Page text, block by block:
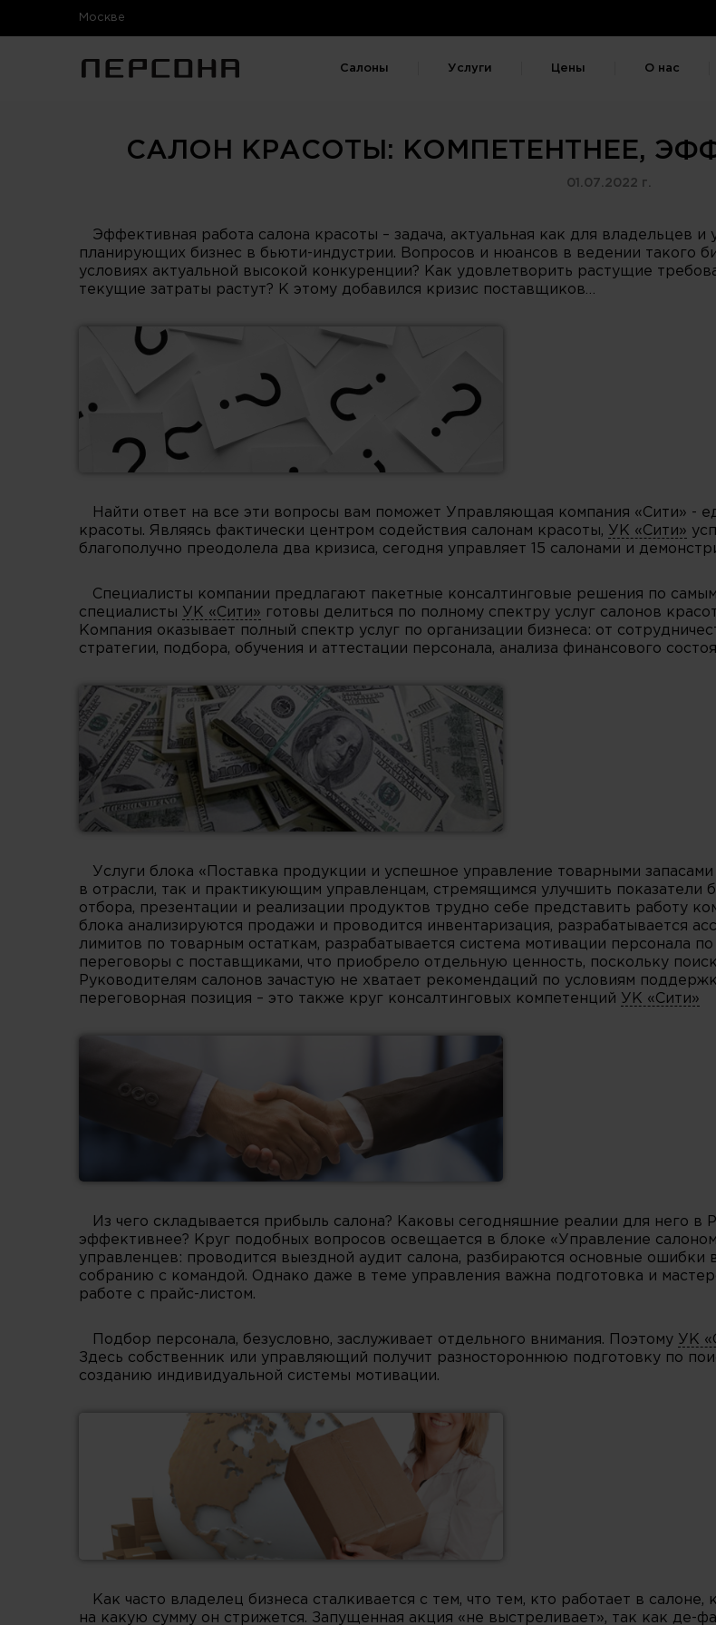
Москве
Салоны Услуги Цены О нас
САЛОН КРАСОТЫ: КОМПЕТЕНТНЕЕ,
01.07.2022 г.
Эффективная работа салона красоты – задача, актуальная как для владельцев
планирующих бизнес в бьюти-индустрии. Вопросов и нюансов в ведении такого
условиях актуальной высокой конкуренции? Как удовлетворить растущие
текущие затраты растут? К этому добавился кризис поставщиков…
Найти ответ на все эти вопросы вам поможет Управляющая компания «Сити» -
красоты. Являясь фактически центром содействия салонам красоты, УК «Сити»
благополучно преодолела два кризиса, сегодня управляет 15 салонами и
Специалисты компании предлагают пакетные консалтинговые решения по
специалисты УК «Сити» готовы делиться по полному спектру услуг салонов
Компания оказывает полный спектр услуг по организации бизнеса: от
стратегии, подбора, обучения и аттестации персонала, анализа финансового
Услуги блока «Поставка продукции и успешное управление товарными
в отрасли, так и практикующим управленцам, стремящимся улучшить показатели
отбора, презентации и реализации продуктов трудно себе представить работу
блока анализируются продажи и проводится инвентаризация, разрабатывается
лимитов по товарным остаткам, разрабатывается система мотивации персонала
переговоры с поставщиками, что приобрело отдельную ценность, поскольку
Руководителям салонов зачастую не хватает рекомендаций по условиям
переговорная позиция – это также круг консалтинговых компетенций УК «Сити»
Из чего складывается прибыль салона? Каковы сегодняшние реалии для него в
эффективнее? Круг подобных вопросов освещается в блоке «Управление
управленцев: проводится выездной аудит салона, разбираются основные ошибки
собранию с командой. Однако даже в теме управления важна подготовка и
работе с прайс-листом.
Подбор персонала, безусловно, заслуживает отдельного внимания. Поэтому УК
Здесь собственник или управляющий получит разностороннюю подготовку по
созданию индивидуальной системы мотивации.
Как часто владелец бизнеса сталкивается с тем, что тем, кто работает в
на какую сумму он стрижется. Запущенная акция «не выстреливает», так как де-